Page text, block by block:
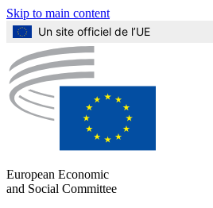
Skip to main content
Un site officiel de l’UE
European Economic
and Social Committee